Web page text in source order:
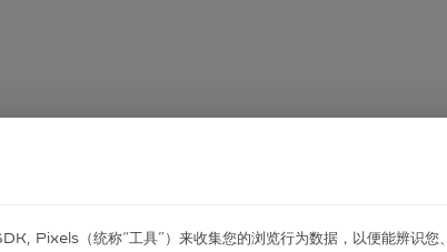
Pixels（统称“⼯具”）来收集您的浏览⾏为数据，以便能辨识您、